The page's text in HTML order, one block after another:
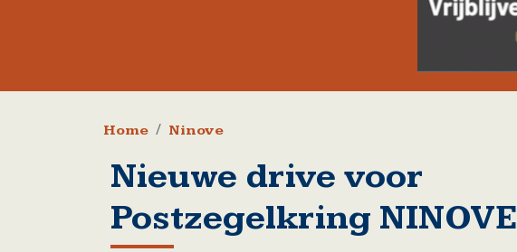
Kruimelpad
Home Ninove
Nieuwe drive voor
Postzegelkring NINOVE